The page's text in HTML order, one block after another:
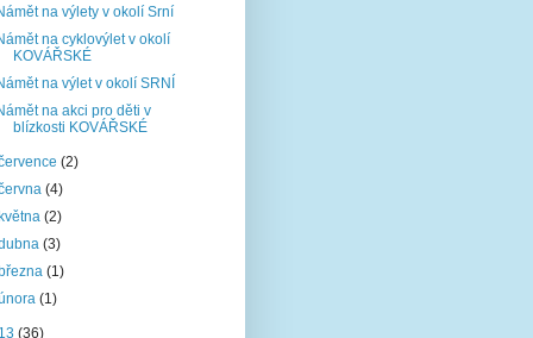
na výlety v okolí Srní
na cyklovýlet v okolí
KOVÁŘSKÉ
na výlet v okolí SRNÍ
na akci pro děti v
blízkosti KOVÁŘSKÉ
(2)
(4)
května(2)
(3)
března(1)
(1)
(36)